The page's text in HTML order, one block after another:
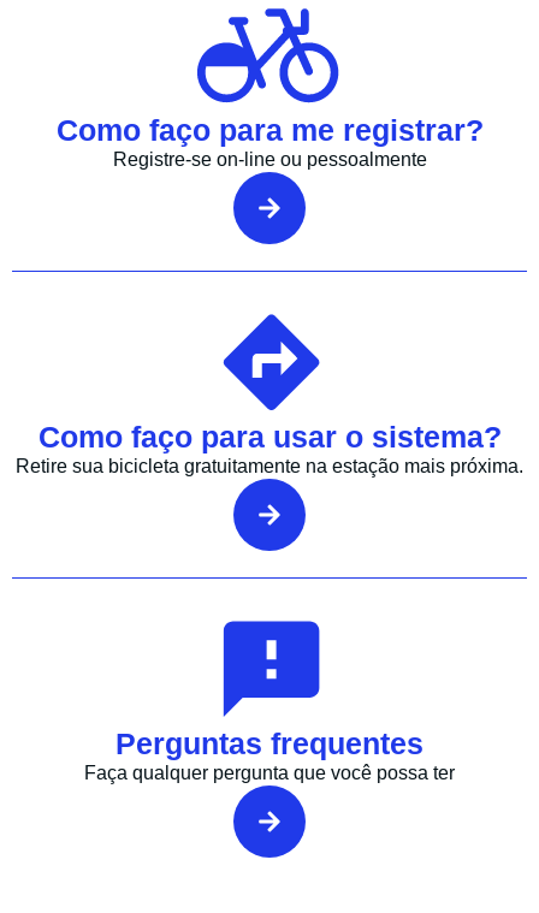
Como faço para me registrar?
Registre-se on-line ou pessoalmente
Como faço para usar o sistema?
Retire sua bicicleta gratuitamente na estação mais próxima.
Perguntas frequentes
Faça qualquer pergunta que você possa ter